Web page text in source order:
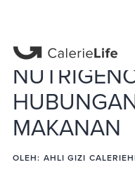
MAKANAN
OLEH: AHLI GIZI